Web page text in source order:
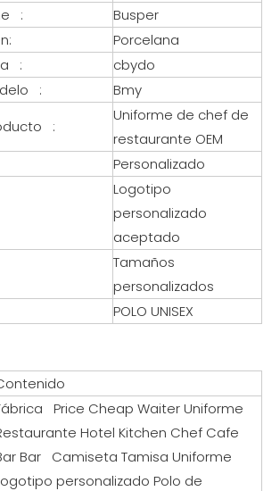
:
Busper
Porcelana
:
cbydo
:
Bmy
:
Uniforme de chef de
restaurante OEM
Personalizado
Logotipo
personalizado
aceptado
Tamaños
personalizados
POLO UNISEX
Price Cheap Waiter Uniforme
Hotel Kitchen Chef Cafe
Bar Camiseta Tamisa Uniforme
personalizado Polo de